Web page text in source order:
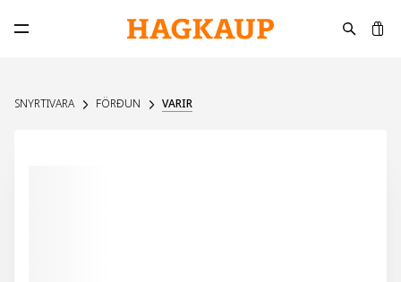
Opna aðalvalmynd
SNYRTIVARA FÖRÐUN VARIR